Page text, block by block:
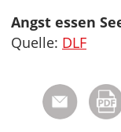
Angst essen
Quelle: DLF